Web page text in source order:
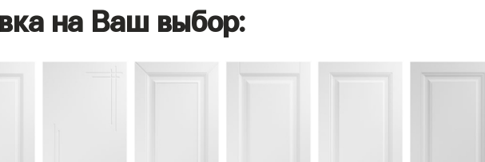
на Ваш выбор: